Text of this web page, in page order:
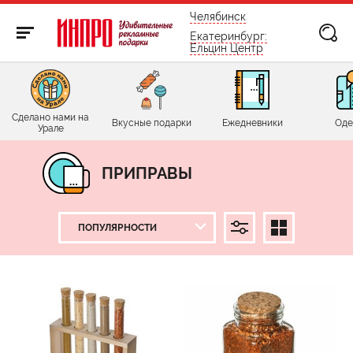
бесплатно по России
Челябинск
Екатеринбург:
Ельцин Центр
Сделано нами на
Урале
Вкусные подарки Ежедневники
ПРИПРАВЫ